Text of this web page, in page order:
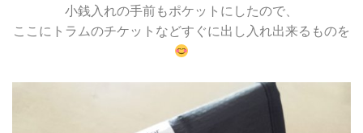
小銭入れの手前もポケットにしたので、
ここにトラムのチケットなどすぐに出し入れ出来るものを